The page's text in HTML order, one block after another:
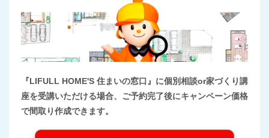
『LIFULL HOME'S 住まいの窓口』に個別相談or家づくり講
座を受講いただける場合、ご予約完了後にキャンペーン価格
で間取り作成できます。